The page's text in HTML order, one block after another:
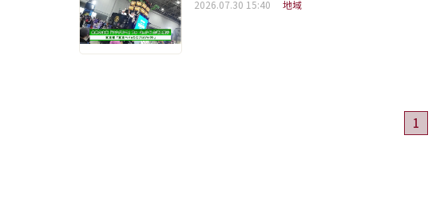
2026.07.30 15:40 地域
1